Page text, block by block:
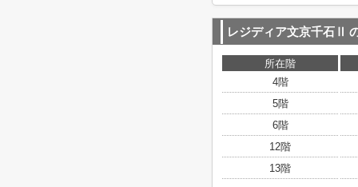
レジディア文京千石Ⅱ
所在階
4階
5階
6階
12階
13階